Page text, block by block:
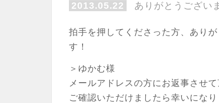
2013.05.22 ありがとうござい
拍手を押してくださった方、あり
す！
＞ゆかむ様
メールアドレスの方にお返事させ
ご確認いただけましたら幸いにな